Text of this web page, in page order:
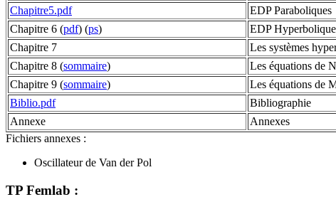
Chapitre5.pdf
EDP Paraboliques
Chapitre 6 (pdf) (ps) EDP
Chapitre 7
Les systèmes
Chapitre 8 (sommaire) Les équations de
Chapitre 9 (sommaire) Les équations de
Biblio.pdf
Bibliographie
Annexe
Annexes
Fichiers annexes :
Oscillateur de Van der Pol
TP Femlab :